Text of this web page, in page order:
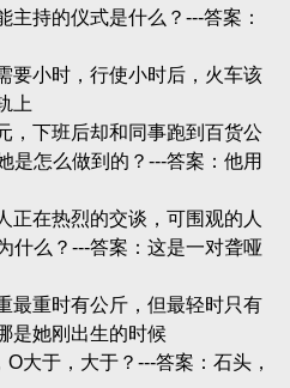
持的仪式是什么？---答案：
要小时，行使小时后，火车该
上
，下班后却和同事跑到百货公
是怎么做到的？---答案：他用
正在热烈的交谈，可围观的人
什么？---答案：这是一对聋哑
最重时有公斤，但最轻时只有
是她刚出生的时候
大于，大于？---答案：石头，